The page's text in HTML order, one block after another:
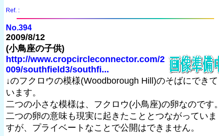
Ref. :
No.394
2009/8/12
(小鳥座の子供)
http://www.cropcircleconnector.com/2
009/southfield3/southfi...
↓のフクロウの模様(Woodborough Hill)のそばにできて
います。
二つの小さな模様は、フクロウ(小鳥座)の卵なのです
二つの卵の意味も現実に起きたこととつながっていま
すが、プライベートなことで公開はできません。